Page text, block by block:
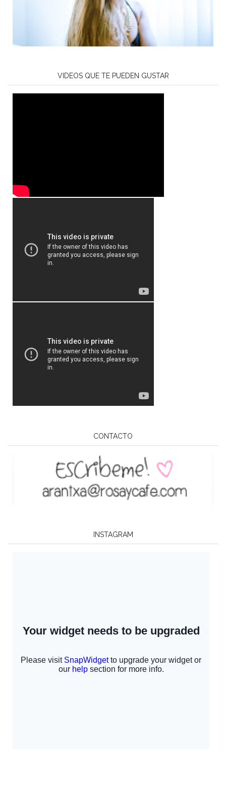
VIDEOS QUE TE PUEDEN GUSTAR
CONTACTO
INSTAGRAM